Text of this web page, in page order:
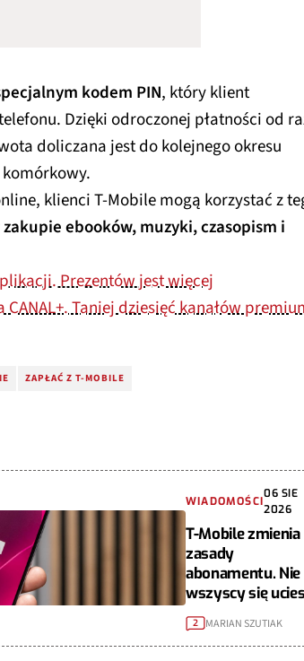
kodem PIN, który klient
Dzięki odroczonej płatności od
doliczana jest do kolejnego okresu
klienci T-Mobile mogą korzystać z
zakupie ebooków, muzyki, czasopism i
Prezentów jest więcej
Taniej dziesięć kanałów
ZAPŁAĆ Z T‑MOBILE
WIADOMOŚCI
06 SIE
2026
T-Mobile zmienia
zasady
abonamentu. Nie
wszyscy się
2 MARIAN SZUTIAK